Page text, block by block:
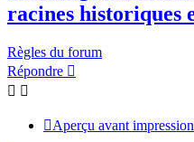
racines historiques
Règles du forum
Répondre
Aperçu avant impression